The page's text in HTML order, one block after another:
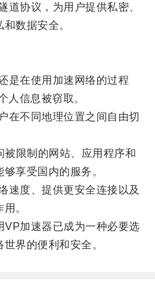
协议，为用户提供私密、
数据安全。
在使用加速网络的过程
人信息被窃取。
不同地理位置之间自由切
限制的网站、应用程序和
享受国内的服务。
度、提供更安全连接以及
。
加速器已成为一种必要选
界的便利和安全。